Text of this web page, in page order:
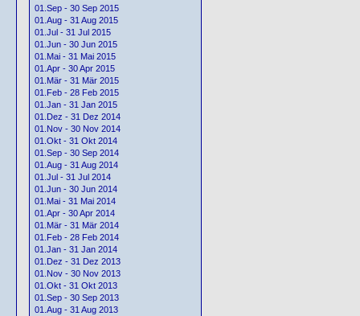
01.Sep - 30 Sep 2015
01.Aug - 31 Aug 2015
01.Jul - 31 Jul 2015
01.Jun - 30 Jun 2015
01.Mai - 31 Mai 2015
01.Apr - 30 Apr 2015
01.Mär - 31 Mär 2015
01.Feb - 28 Feb 2015
01.Jan - 31 Jan 2015
01.Dez - 31 Dez 2014
01.Nov - 30 Nov 2014
01.Okt - 31 Okt 2014
01.Sep - 30 Sep 2014
01.Aug - 31 Aug 2014
01.Jul - 31 Jul 2014
01.Jun - 30 Jun 2014
01.Mai - 31 Mai 2014
01.Apr - 30 Apr 2014
01.Mär - 31 Mär 2014
01.Feb - 28 Feb 2014
01.Jan - 31 Jan 2014
01.Dez - 31 Dez 2013
01.Nov - 30 Nov 2013
01.Okt - 31 Okt 2013
01.Sep - 30 Sep 2013
01.Aug - 31 Aug 2013